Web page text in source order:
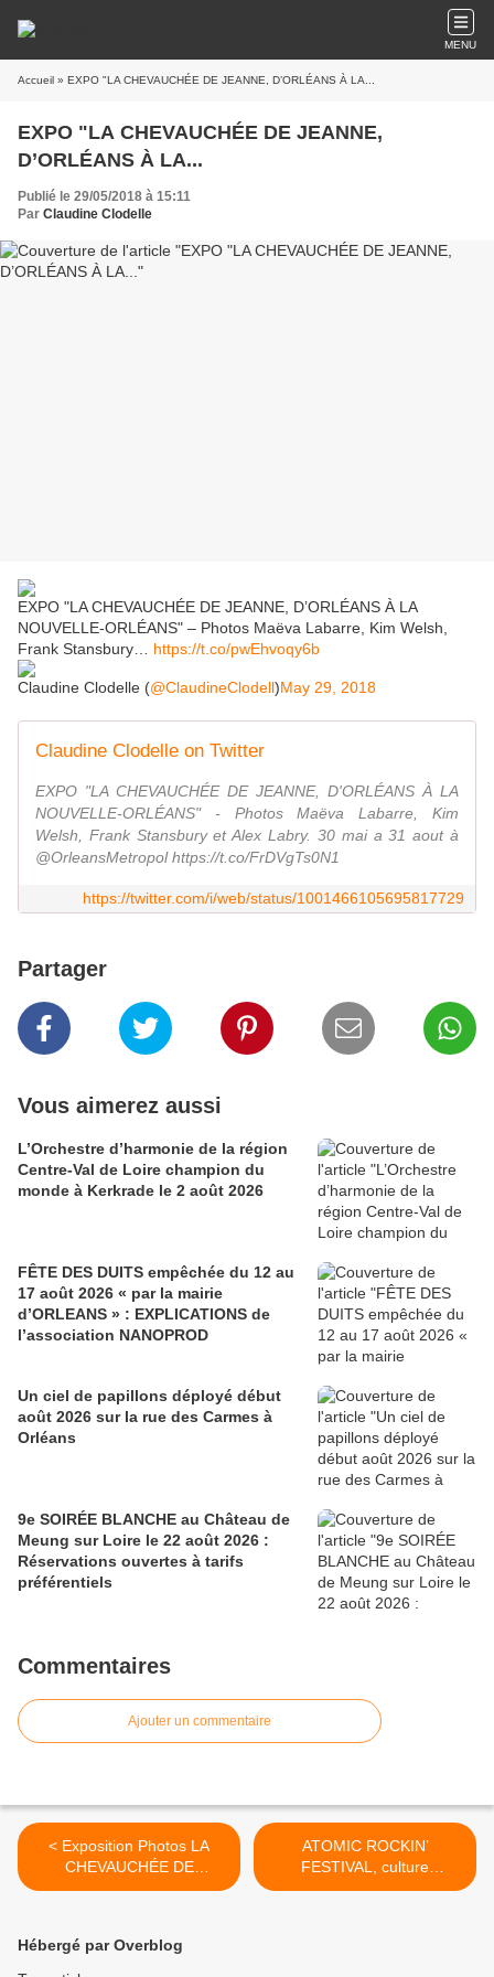
MENU
Accueil » EXPO "LA CHEVAUCHÉE DE JEANNE, D’ORLÉANS À LA...
EXPO "LA CHEVAUCHÉE DE JEANNE,
D’ORLÉANS À LA...
Publié le 29/05/2018 à 15:11
Par Claudine Clodelle
EXPO "LA CHEVAUCHÉE DE JEANNE, D’ORLÉANS À LA
NOUVELLE-ORLÉANS" – Photos Maëva Labarre, Kim Welsh,
Frank Stansbury… https://t.co/pwEhvoqy6b
Claudine Clodelle (@ClaudineClodell)May 29, 2018
Claudine Clodelle on Twitter
EXPO "LA CHEVAUCHÉE DE JEANNE, D'ORLÉANS À LA
NOUVELLE-ORLÉANS" - Photos Maëva Labarre, Kim
Welsh, Frank Stansbury et Alex Labry. 30 mai a 31 aout à
@OrleansMetropol https://t.co/FrDVgTs0N1
https://twitter.com/i/web/status/1001466105695817729
Partager
Vous aimerez aussi
L’Orchestre d’harmonie de la région
Centre-Val de Loire champion du
monde à Kerkrade le 2 août 2026
FÊTE DES DUITS empêchée du 12 au
17 août 2026 « par la mairie
d’ORLEANS » : EXPLICATIONS de
l’association NANOPROD
Un ciel de papillons déployé début
août 2026 sur la rue des Carmes à
Orléans
9e SOIRÉE BLANCHE au Château de
Meung sur Loire le 22 août 2026 :
Réservations ouvertes à tarifs
préférentiels
Commentaires
Ajouter un commentaire
< Exposition Photos LA
CHEVAUCHÉE DE
JEANNE, D’ORLÉANS À LA
WELSH et F. STANSBURY
– 30 mai au 31 août 2018
ATOMIC ROCKIN’
FESTIVAL, culture
américaine des années
Hébergé par Overblog